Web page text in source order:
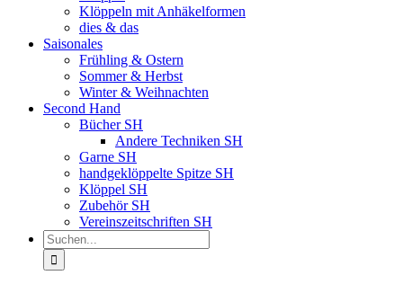
Klöppeln mit Anhäkelformen
dies & das
Saisonales
Frühling & Ostern
Sommer & Herbst
Winter & Weihnachten
Second Hand
Bücher SH
Andere Techniken SH
Garne SH
handgeklöppelte Spitze SH
Klöppel SH
Zubehör SH
Vereinszeitschriften SH
Suche
nach: